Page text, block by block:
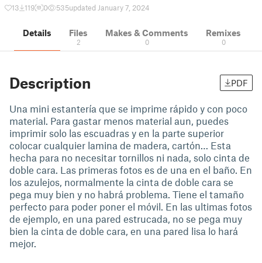
13 119 0 535updated January 7, 2024
Details Files
2
Makes & Comments
0
Remixes
0
Description PDF
Una mini estantería que se imprime rápido y con poco
material. Para gastar menos material aun, puedes
imprimir solo las escuadras y en la parte superior
colocar cualquier lamina de madera, cartón… Esta
hecha para no necesitar tornillos ni nada, solo cinta de
doble cara. Las primeras fotos es de una en el baño. En
los azulejos, normalmente la cinta de doble cara se
pega muy bien y no habrá problema. Tiene el tamaño
perfecto para poder poner el móvil. En las ultimas fotos
de ejemplo, en una pared estrucada, no se pega muy
bien la cinta de doble cara, en una pared lisa lo hará
mejor.